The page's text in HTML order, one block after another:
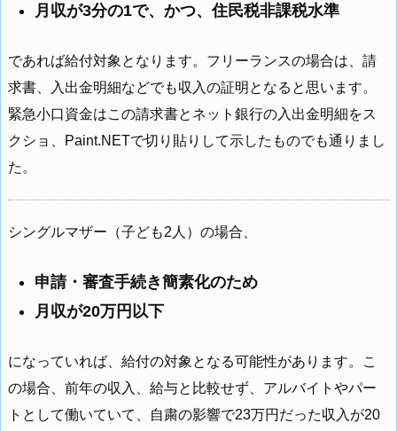
月収が3分の1で、かつ、住民税非課税水準
であれば給付対象となります。フリーランスの場合は、請
求書、入出金明細などでも収入の証明となると思います。
緊急小口資金はこの請求書とネット銀行の入出金明細をス
クショ、Paint.NETで切り貼りして示したものでも通りまし
た。
シングルマザー（子ども2人）の場合、
申請・審査手続き簡素化のため
月収が20万円以下
になっていれば、給付の対象となる可能性があります。こ
の場合、前年の収入、給与と比較せず、アルバイトやパー
トとして働いていて、自粛の影響で23万円だった収入が20